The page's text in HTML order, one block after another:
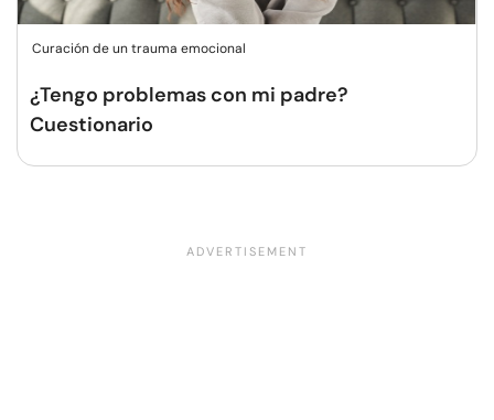
Curación de un trauma emocional
¿Tengo problemas con mi padre?
Cuestionario